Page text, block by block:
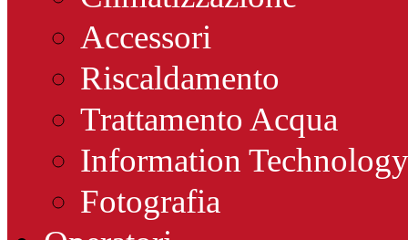
Accessori
Riscaldamento
Trattamento Acqua
Information Technology
Fotografia